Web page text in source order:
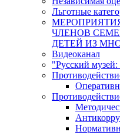
Льготные
ЧЛЕНОВ
ДЕТЕЙ ИЗ
Видеоканал
"Русский